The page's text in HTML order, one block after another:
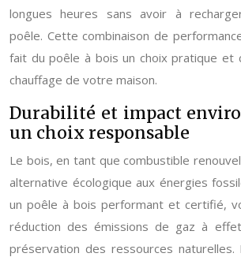
longues heures sans avoir à
poêle. Cette combinaison de
fait du poêle à bois un choix pratique et
chauffage de votre maison.
Durabilité et impact
un choix responsable
Le bois, en tant que combustible
alternative écologique aux énergies
un poêle à bois performant et certifié,
réduction des émissions de gaz à
préservation des ressources